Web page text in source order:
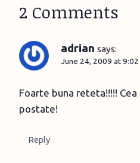
2 Comments
adrian says:
June 24, 2009 at 9:02
Foarte buna reteta!!!!!
postate!
Reply